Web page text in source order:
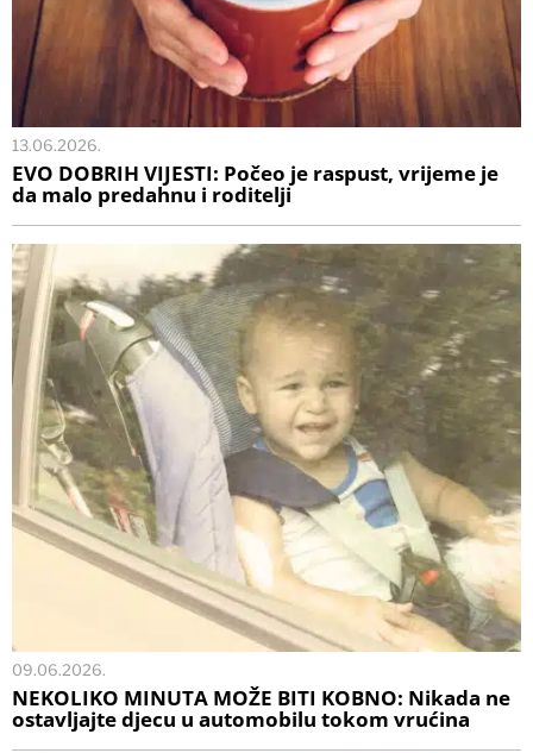
13.06.2026.
EVO DOBRIH VIJESTI: Počeo je raspust, vrijeme je
da malo predahnu i roditelji
09.06.2026.
NEKOLIKO MINUTA MOŽE BITI KOBNO: Nikada ne
ostavljajte djecu u automobilu tokom vrućina